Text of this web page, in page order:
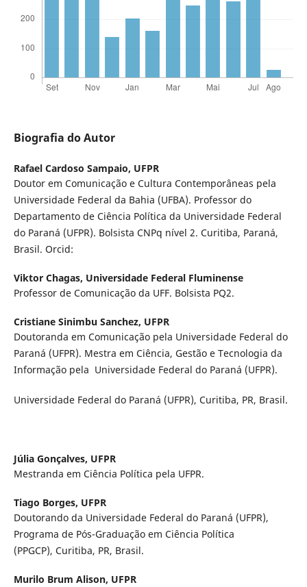
Biografia do Autor
Rafael Cardoso Sampaio, UFPR
Doutor em Comunicação e Cultura Contemporâneas pela
Universidade Federal da Bahia (UFBA). Professor do
Departamento de Ciência Política da Universidade Federal
do Paraná (UFPR). Bolsista CNPq nível 2. Curitiba, Paraná,
Brasil. Orcid:
Viktor Chagas, Universidade Federal Fluminense
Professor de Comunicação da UFF. Bolsista PQ2.
Cristiane Sinimbu Sanchez, UFPR
Doutoranda em Comunicação pela Universidade Federal do
Paraná (UFPR). Mestra em Ciência, Gestão e Tecnologia da
Informação pela Universidade Federal do Paraná (UFPR).
Universidade Federal do Paraná (UFPR), Curitiba, PR, Brasil.
Júlia Gonçalves, UFPR
Mestranda em Ciência Política pela UFPR.
Tiago Borges, UFPR
Doutorando da Universidade Federal do Paraná (UFPR),
Programa de Pós-Graduação em Ciência Política
(PPGCP), Curitiba, PR, Brasil.
Murilo Brum Alison, UFPR